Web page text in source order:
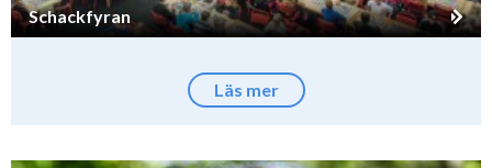
Schackfyran
Läs mer